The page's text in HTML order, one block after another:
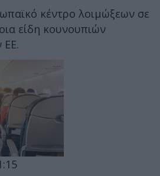
κέντρο λοιμώξεων σε
είδη κουνουπιών
ΕΕ.